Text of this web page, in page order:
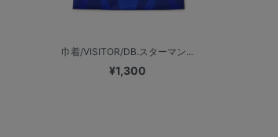
巾着/VISITOR/DB.スターマン...
¥1,300